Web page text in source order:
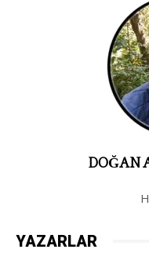
DOĞAN
YAZARLAR